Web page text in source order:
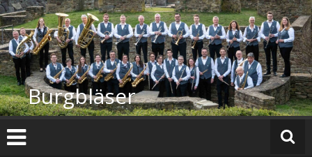
Zum
Inhalt
springen
Burgbläser